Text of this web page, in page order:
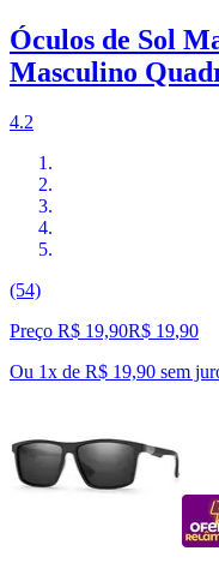
Óculos de Sol
Masculino
4.2
(54)
Preço R$ 19,90R$ 19,90
Ou 1x de R$ 19,90 sem